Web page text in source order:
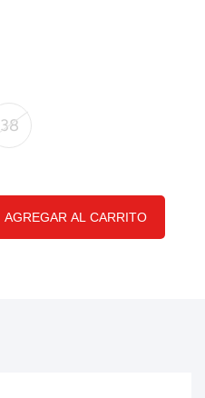
38
AGREGAR AL CARRITO